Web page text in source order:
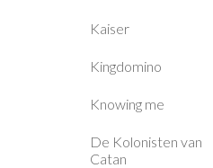
Kaiser
Kingdomino
Knowing me
De Kolonisten van
Catan